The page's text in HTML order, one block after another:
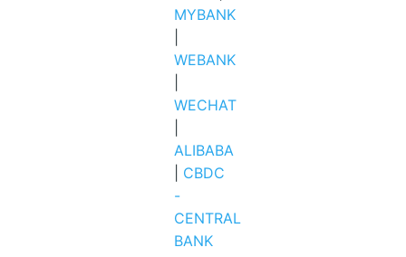
MYBANK
WEBANK
WECHAT
ALIBABA
CBDC
-
CENTRAL
BANK